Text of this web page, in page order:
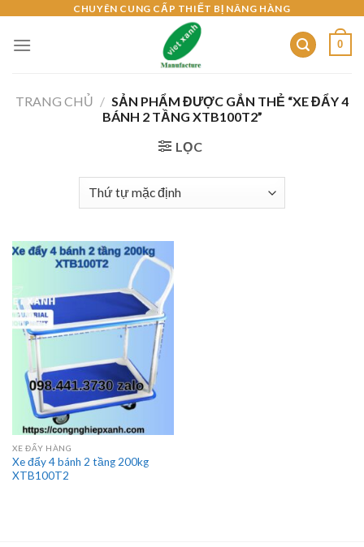
content
CHUYÊN CUNG CẤP THIẾT BỊ NÂNG HÀNG
0
TRANG CHỦ / SẢN PHẨM ĐƯỢC GẮN THẺ “XE ĐẨY 4
BÁNH 2 TẦNG XTB100T2”
LỌC
XE ĐẨY HÀNG
Xe đẩy 4 bánh 2 tầng 200kg
XTB100T2